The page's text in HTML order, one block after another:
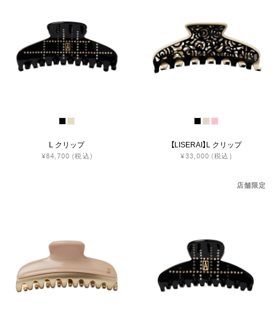
L クリップ
¥84,700 (税込)
【LISERAI】L クリップ
¥33,000 (税込)
店舗限定